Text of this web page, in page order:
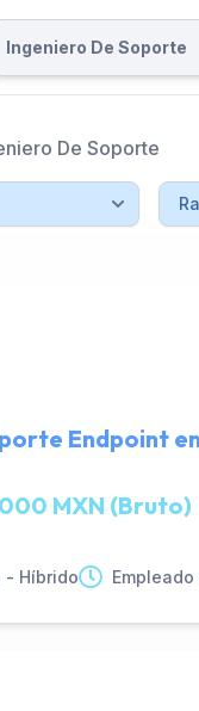
De Soporte
Endpoint
MXN (Bruto)
- Híbrido